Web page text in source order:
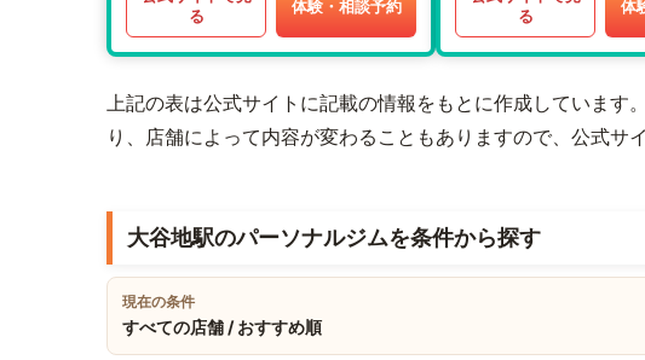
る
体験・相談予約
る
体
上記の表は公式サイトに記載の情報をもとに作成しています
り、店舗によって内容が変わることもありますので、公式サ
大谷地駅のパーソナルジムを条件から探す
現在の条件
すべての店舗 / おすすめ順